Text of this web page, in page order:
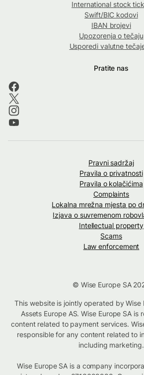
International stock
Swift/BIC kodovi
IBAN brojevi
Upozorenja o tečaju
Usporedi valutne
Pratite nas
Pravni sadržaj
Pravila o privatnosti
Pravila o kolačićima
Complaints
Lokalna mrežna mjesta po
Izjava o suvremenom
Intellectual property
Scams
Law enforcement
© Wise Europe SA
This website is jointly operated by Wise
Assets Europe AS. Wise Europe SA is
content related to payment services.
responsible for any content related to
including marketing.
Wise Europe SA is a company